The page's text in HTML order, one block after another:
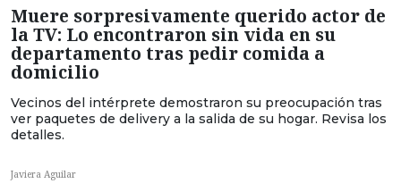
Muere sorpresivamente querido actor de
la TV: Lo encontraron sin vida en su
departamento tras pedir comida a
domicilio
Vecinos del intérprete demostraron su preocupación tras
ver paquetes de delivery a la salida de su hogar. Revisa los
detalles.
Javiera Aguilar